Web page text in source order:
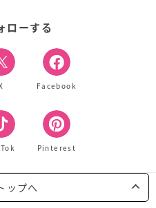
ローする
Facebook
Pinterest
ップへ